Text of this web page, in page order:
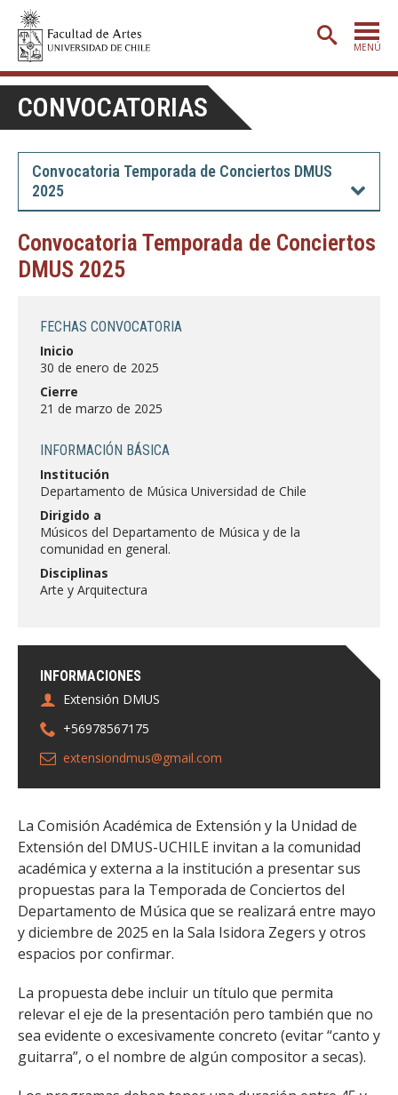
MENÚ
PORTADA
ADMISIÓN
ETAPA BÁSICA
POSTGRADO
BIBLIOTECA
DEPARTAMENTOS
Estudiantes
Académicas/os Egresadas/os
CONVOCATORIAS
Convocatoria Temporada de Conciertos DMUS
2025
Convocatoria Temporada de Conciertos
DMUS 2025
INFORMACIONES
Extensión DMUS
+56978567175
extensiondmus@gmail.com
FECHAS CONVOCATORIA
Inicio
30 de enero de 2025
Cierre
21 de marzo de 2025
INFORMACIÓN BÁSICA
Institución
Departamento de Música Universidad de Chile
Dirigido a
Músicos del Departamento de Música y de la
comunidad en general.
Disciplinas
Arte y Arquitectura
La Comisión Académica de Extensión y la Unidad de
Extensión del DMUS-UCHILE invitan a la comunidad
académica y externa a la institución a presentar sus
propuestas para la Temporada de Conciertos del
Departamento de Música que se realizará entre mayo
y diciembre de 2025 en la Sala Isidora Zegers y otros
espacios por confirmar.
La propuesta debe incluir un título que permita
relevar el eje de la presentación pero también que no
sea evidente o excesivamente concreto (evitar “canto y
guitarra”, o el nombre de algún compositor a secas).